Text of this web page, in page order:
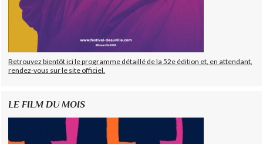
Retrouvez bientôt ici le programme détaillé de la 52e édition et, en attendant,
rendez-vous sur le site officiel.
LE FILM DU MOIS